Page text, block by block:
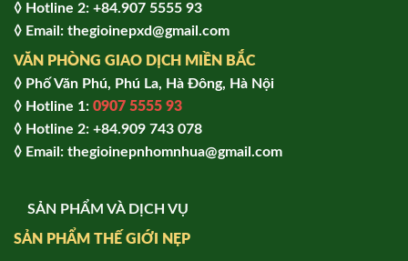
◊ Hotline 2: +84.907 5555 93
◊ Email: thegioinepxd@gmail.com
VĂN PHÒNG GIAO DỊCH MIỀN BẮC
◊ Phố Văn Phú, Phú La, Hà Đông, Hà Nội
◊ Hotline 1: 0907 5555 93
◊ Hot line 2: +84.909 743 078
◊ Email: thegioinepnhomnhua@gmail.com
SẢN PHẨM VÀ DỊCH VỤ
SẢN PHẨM THẾ GIỚI NẸP